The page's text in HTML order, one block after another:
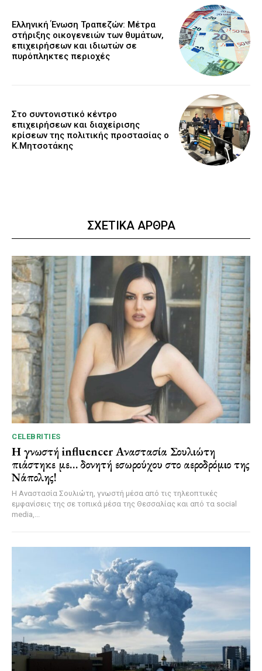
Ελληνική Ένωση Τραπεζών: Μέτρα
στήριξης οικογενειών των θυμάτων,
επιχειρήσεων και ιδιωτών σε
πυρόπληκτες περιοχές
Στο συντονιστικό κέντρο
επιχειρήσεων και διαχείρισης
κρίσεων της πολιτικής προστασίας ο
Κ.Μητσοτάκης
ΣΧΕΤΙΚΑ ΑΡΘΡΑ
CELEBRITIES
Η γνωστή influencer Αναστασία Σουλιώτη
πιάστηκε με… δονητή εσωρούχου στο αεροδρόμιο της
Νάπολης!
Η Αναστασία Σουλιώτη, γνωστή μέσα από τις τηλεοπτικές
εμφανίσεις της σε τοπικά μέσα της Θεσσαλίας και από τα social
media,...